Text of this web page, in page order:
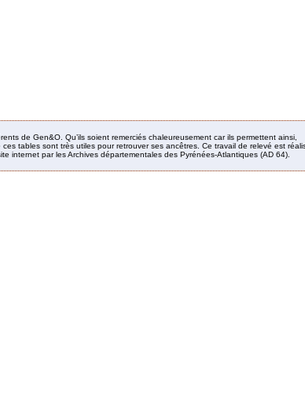
de Gen&O. Qu’ils soient remerciés chaleureusement car ils permettent ainsi,
tables sont très utiles pour retrouver ses ancêtres. Ce travail de relevé est
internet par les Archives départementales des Pyrénées-Atlantiques (AD 64).